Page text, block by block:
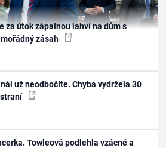
za útok zápalnou lahví na dům s
zásah
už neodbočíte. Chyba vydržela 30
Towleová podlehla vzácné a